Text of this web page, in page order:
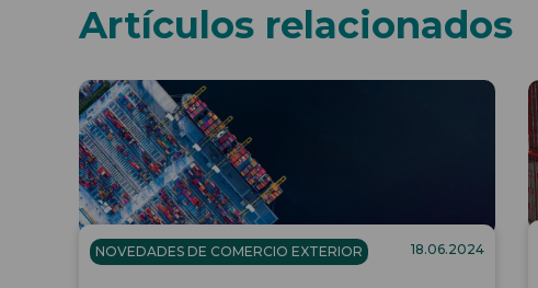
Artículos relacionados
NOVEDADES DE COMERCIO EXTERIOR 18.06.2024